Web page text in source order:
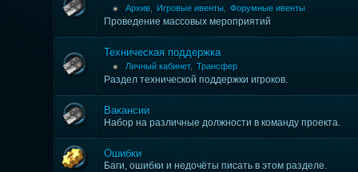
Архив Игровые ивенты Форумные ивенты
Проведение массовых мероприятий
Техническая поддержка
Личный кабинет, Трансфер
Раздел технической поддержки игроков.
Вакансии
Набор на различные должности в команду проекта.
Ошибки
Баги, ошибки и недочёты писать в этом разделе.